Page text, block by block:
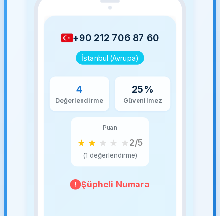
+90 212 706 87 60
İstanbul (Avrupa)
4
Değerlendirme
25%
Güvenilmez
Puan
★ ★ ★ ★ ★2/5
(1 değerlendirme)
Şüpheli Numara